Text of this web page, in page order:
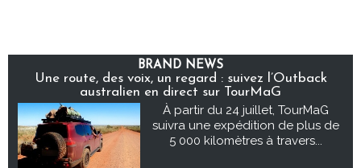
BRAND NEWS
Une route, des voix, un regard : suivez l’Outback
australien en direct sur TourMaG
À partir du 24 juillet, TourMaG
suivra une expédition de plus de
5 000 kilomètres à travers...